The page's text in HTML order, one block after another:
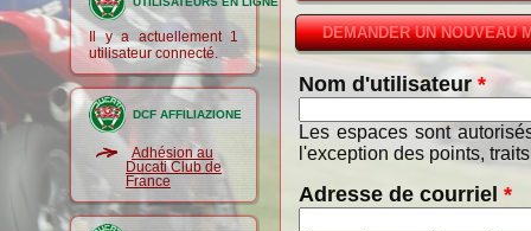
Il y a actuellement 1
utilisateur connecté.
DCF AFFILIAZIONE
Adhésion au
Ducati Club de
France
DEMANDER UN NOUVEAU
Nom d'utilisateur *
Les espaces sont
l'exception des points,
Adresse de courriel *